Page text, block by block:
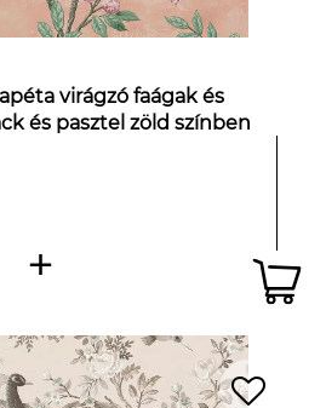
virágzó faágak és
és pasztel zöld színben